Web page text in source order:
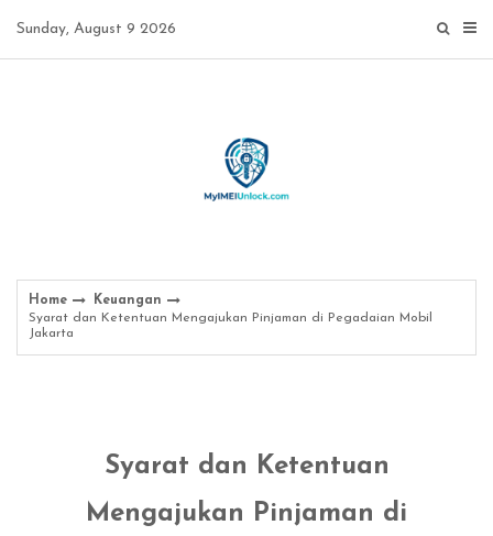
Sunday, August 9 2026
Home
Keuangan
Syarat dan Ketentuan Mengajukan Pinjaman di Pegadaian Mobil
Jakarta
Syarat dan Ketentuan
Mengajukan Pinjaman di